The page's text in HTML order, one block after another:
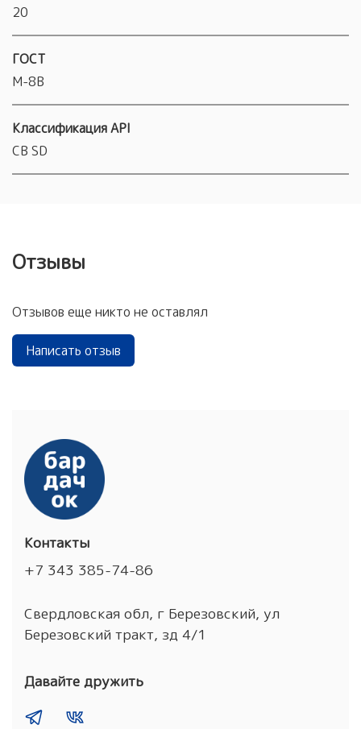
20
ГОСТ
М-8В
Классификация API
CB SD
Отзывы
Отзывов еще никто не оставлял
Написать отзыв
Контакты
+7 343 385-74-86
Свердловская обл, г Березовский, ул
Березовский тракт, зд 4/1
Давайте дружить